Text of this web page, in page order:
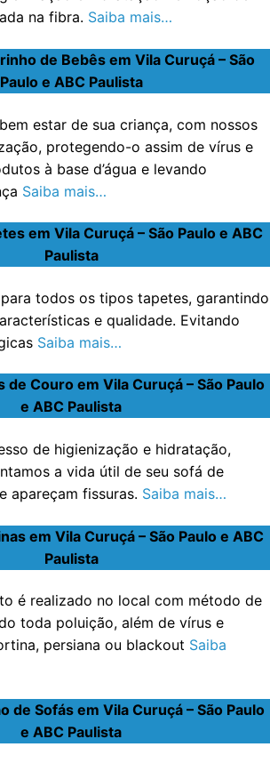
na fibra. Saiba mais…
de Bebês em Vila Curuçá – São
Paulo e ABC Paulista
estar de sua criança, com nossos
protegendo-o assim de vírus e
à base d’água e levando
Saiba mais…
em Vila Curuçá – São Paulo e ABC
Paulista
todos os tipos tapetes, garantindo
e qualidade. Evitando
Saiba mais…
de Couro em Vila Curuçá – São Paulo
e ABC Paulista
de higienização e hidratação,
a vida útil de seu sofá de
apareçam fissuras. Saiba mais…
em Vila Curuçá – São Paulo e ABC
Paulista
é realizado no local com método de
toda poluição, além de vírus e
persiana ou blackout Saiba
de Sofás em Vila Curuçá – São Paulo
e ABC Paulista